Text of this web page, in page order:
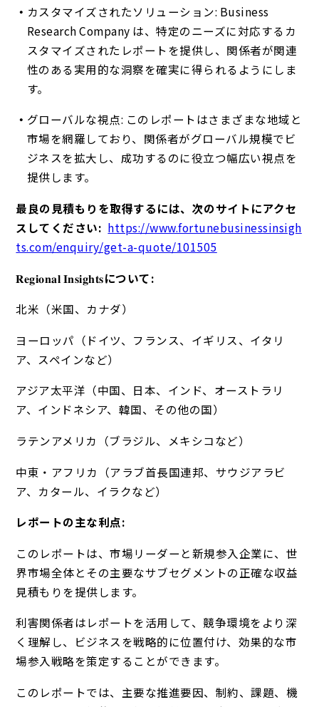
カスタマイズされたソリューション: Business
Research Company は、特定のニーズに対応するカ
スタマイズされたレポートを提供し、関係者が関連
性のある実用的な洞察を確実に得られるようにしま
す。
グローバルな視点: このレポートはさまざまな地域と
市場を網羅しており、関係者がグローバル規模でビ
ジネスを拡大し、成功するのに役立つ幅広い視点を
提供します。
最良の見積もりを取得するには、次のサイトにアクセ
スしてください: https://www.fortunebusinessinsigh
ts.com/enquiry/get-a-quote/101505
𝐑𝐞𝐠𝐢𝐨𝐧𝐚𝐥 𝐈𝐧𝐬𝐢𝐠𝐡𝐭𝐬について:
北米（米国、カナダ）
ヨーロッパ（ドイツ、フランス、イギリス、イタリ
ア、スペインなど）
アジア太平洋（中国、日本、インド、オーストラリ
ア、インドネシア、韓国、その他の国）
ラテンアメリカ（ブラジル、メキシコなど）
中東・アフリカ（アラブ首長国連邦、サウジアラビ
ア、カタール、イラクなど）
レポートの主な利点:
このレポートは、市場リーダーと新規参入企業に、世
界市場全体とその主要なサブセグメントの正確な収益
見積もりを提供します。
利害関係者はレポートを活用して、競争環境をより深
く理解し、ビジネスを戦略的に位置付け、効果的な市
場参入戦略を策定することができます。
このレポートでは、主要な推進要因、制約、課題、機